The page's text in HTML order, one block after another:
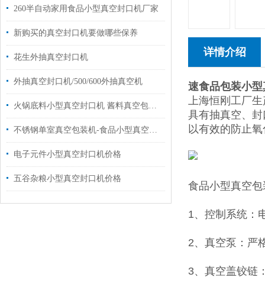
260半自动家用食品小型真空封口机厂家
新购买的真空封口机要做哪些保养
花生外抽真空封口机
外抽真空封口机/500/600外抽真空机
火锅底料小型真空封口机 酱料真空包装机厂家
不锈钢单室真空包装机-食品小型真空封口机
电子元件小型真空封口机价格
五谷杂粮小型真空封口机价格
详情介绍
速食品包装小
上海恒刚工厂
具有抽真空、
以有效的防止
食品小型真空
1、控制系统：
2、真空泵：严
3、真空盖铰链